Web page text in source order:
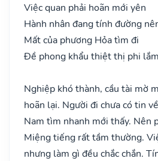
Việc quan phải hoãn mới yên
Hành nhân đang tính đường
Mất của phương Hỏa tìm đi
Đề phong khẩu thiệt thị phi
Nghiệp khó thành, cầu tài mờ
hoãn lại. Người đi chưa có tin
Nam tìm nhanh mới thấy. Nên
Miệng tiếng rất tầm thường.
nhưng làm gì đều chắc chắn.